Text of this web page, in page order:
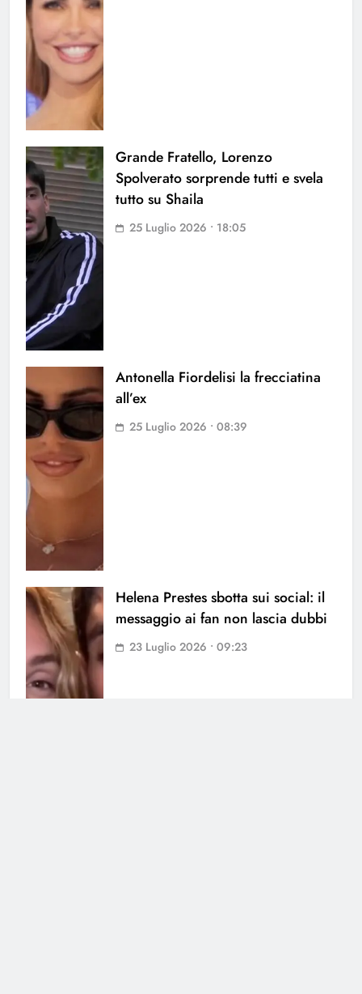
Grande Fratello, Lorenzo
Spolverato sorprende tutti e svela
tutto su Shaila
25 Luglio 2026 • 18:05
Antonella Fiordelisi la frecciatina
all’ex
25 Luglio 2026 • 08:39
Helena Prestes sbotta sui social: il
messaggio ai fan non lascia dubbi
23 Luglio 2026 • 09:23